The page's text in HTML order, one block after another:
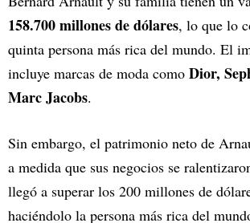
158.700 millones de dólares, lo que lo
quinta persona más rica del mundo. El
incluye marcas de moda como Dior,
Marc Jacobs.
Sin embargo, el patrimonio neto de
a medida que sus negocios se
llegó a superar los 200 millones de
haciéndolo la persona más rica del